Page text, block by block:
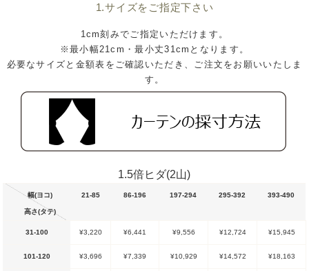
1.サイズをご指定下さい
1cm刻みでご指定いただけます。
※最小幅21cm・最小丈31cmとなります。
必要なサイズと金額表をご確認いただき、ご注文をお願いいたしま
す。
1.5倍ヒダ(2山)
幅(ヨコ)
高さ(タテ)
21-85 86-196 197-294 295-392 393-490
31-100 ¥3,220 ¥6,441 ¥9,556 ¥12,724 ¥15,945
101-120 ¥3,696 ¥7,339 ¥10,929 ¥14,572 ¥18,163